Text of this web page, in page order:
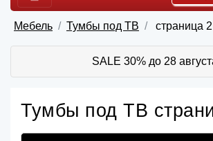
Мебель Тумбы под ТВ страница 2
SALE 30% до 28
Тумбы под ТВ